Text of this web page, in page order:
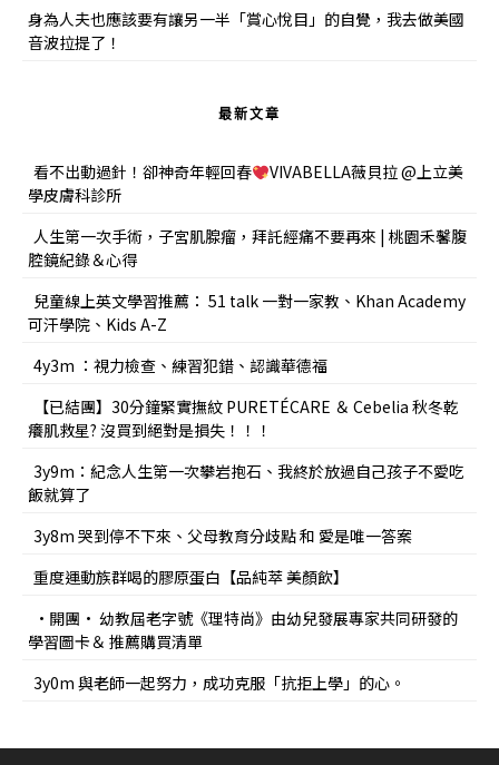
身為人夫也應該要有讓另一半「賞心悅目」的自覺，我去做美國
音波拉提了！
最新文章
看不出動過針！卻神奇年輕回春
VIVABELLA薇貝拉 @上立美
學皮膚科診所
人生第一次手術，子宮肌腺瘤，拜託經痛不要再來 | 桃園禾馨腹
腔鏡紀錄＆心得
兒童線上英文學習推薦： 51 talk 一對一家教、Khan Academy
可汗學院、Kids A-Z
4y3m ：視力檢查、練習犯錯、認識華德福
【已結團】30分鐘緊實撫紋 PURETÉCARE ＆ Cebelia 秋冬乾
癢肌救星? 沒買到絕對是損失！！！
3y9m：紀念人生第一次攀岩抱石、我終於放過自己孩子不愛吃
飯就算了
3y8m 哭到停不下來、父母教育分歧點 和 愛是唯一答案
重度運動族群喝的膠原蛋白【品純萃 美顏飲】
•開團• 幼教屆老字號《理特尚》由幼兒發展專家共同研發的
學習圖卡＆ 推薦購買清單
3y0m 與老師一起努力，成功克服「抗拒上學」的心。